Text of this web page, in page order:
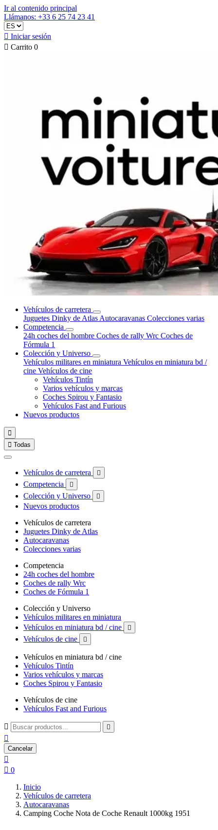
Ir al contenido principal
Llámanos: +33 6 25 74 23 41
 Iniciar sesión
 Carrito 0
Vehículos de carretera
Juguetes Dinky de Atlas Autocaravanas Colecciones varias
Competencia
24h coches del hombre Coches de rally Wrc Coches de
Fórmula 1
Colección y Universo
Vehículos militares en miniatura Vehículos en miniatura bd /
cine Vehículos de cine
Vehículos Tintín
Varios vehículos y marcas
Coches Spirou y Fantasio
Vehículos Fast and Furious
Nuevos productos

 Todas
Vehículos de carretera 
Competencia 
Colección y Universo 
Nuevos productos
Vehículos de carretera
Juguetes Dinky de Atlas
Autocaravanas
Colecciones varias
Competencia
24h coches del hombre
Coches de rally Wrc
Coches de Fórmula 1
Colección y Universo
Vehículos militares en miniatura
Vehículos en miniatura bd / cine

Vehículos de cine 
Vehículos en miniatura bd / cine
Vehículos Tintín
Varios vehículos y marcas
Coches Spirou y Fantasio
Vehículos de cine
Vehículos Fast and Furious
 

Cancelar

 0
Inicio
Vehículos de carretera
Autocaravanas
Camping Coche Nota de Coche Renault 1000kg 1951